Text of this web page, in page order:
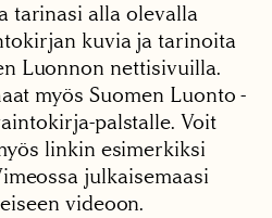
tarinasi alla olevalla
kuvia ja tarinoita
Luonnon nettisivuilla.
myös Suomen Luonto -
palstalle. Voit
linkin esimerkiksi
julkaisemaasi
videoon.